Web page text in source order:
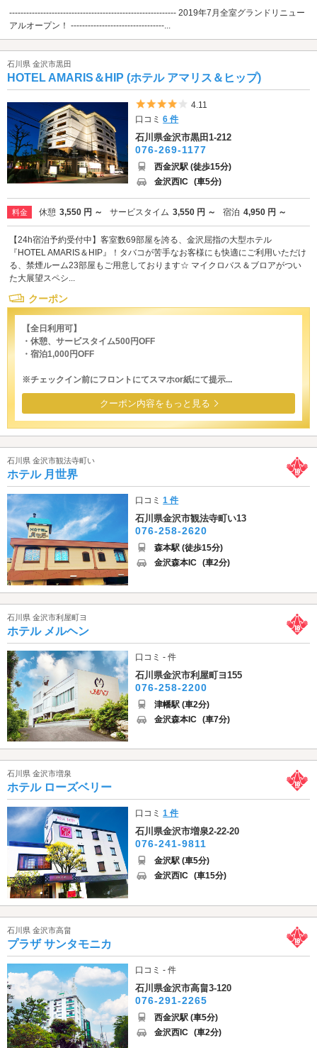
----------------------------------------------------------- 2019年7月全室グランドリニュー
アルオープン！ ---------------------------------...
石川県 金沢市黒田
HOTEL AMARIS＆HIP (ホテル アマリス＆ヒップ)
5つ星のうち4
4.11
口コミ6 件
石川県金沢市黒田1-212
076-269-1177
西金沢駅 (徒歩15分)
金沢西IC (車5分)
料金 休憩 3,550 円 ～ サービスタイム 3,550 円 ～ 宿泊 4,950 円 ～
【24h宿泊予約受付中】客室数69部屋を誇る、金沢屈指の大型ホテル
『HOTEL AMARIS＆HIP』！タバコが苦手なお客様にも快適にご利用いただけ
る、禁煙ルーム23部屋もご用意しております☆ マイクロバス＆ブロアがつい
た大展望スペシ...
クーポン
【全日利用可】
・休憩、サービスタイム500円OFF
・宿泊1,000円OFF
※チェックイン前にフロントにてスマホor紙にて提示...
クーポン内容をもっと見る
石川県 金沢市観法寺町い
ホテル 月世界
口コミ1 件
石川県金沢市観法寺町い13
076-258-2620
森本駅 (徒歩15分)
金沢森本IC (車2分)
石川県 金沢市利屋町ヨ
ホテル メルヘン
口コミ - 件
石川県金沢市利屋町ヨ155
076-258-2200
津幡駅 (車2分)
金沢森本IC (車7分)
石川県 金沢市増泉
ホテル ローズベリー
口コミ1 件
石川県金沢市増泉2-22-20
076-241-9811
金沢駅 (車5分)
金沢西IC (車15分)
石川県 金沢市高畠
プラザ サンタモニカ
口コミ - 件
石川県金沢市高畠3-120
076-291-2265
西金沢駅 (車5分)
金沢西IC (車2分)